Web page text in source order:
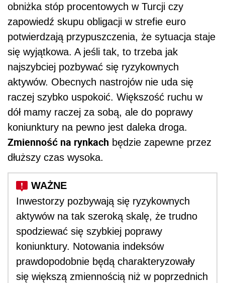
obniżka stóp procentowych w Turcji czy
zapowiedź skupu obligacji w strefie euro
potwierdzają przypuszczenia, że sytuacja staje
się wyjątkowa. A jeśli tak, to trzeba jak
najszybciej pozbywać się ryzykownych
aktywów. Obecnych nastrojów nie uda się
raczej szybko uspokoić. Większość ruchu w
dół mamy raczej za sobą, ale do poprawy
koniunktury na pewno jest daleka droga.
Zmienność na rynkach będzie zapewne przez
dłuższy czas wysoka.
Inwestorzy pozbywają się ryzykownych
aktywów na tak szeroką skalę, że trudno
spodziewać się szybkiej poprawy
koniunktury. Notowania indeksów
prawdopodobnie będą charakteryzowały
się większą zmiennością niż w poprzednich